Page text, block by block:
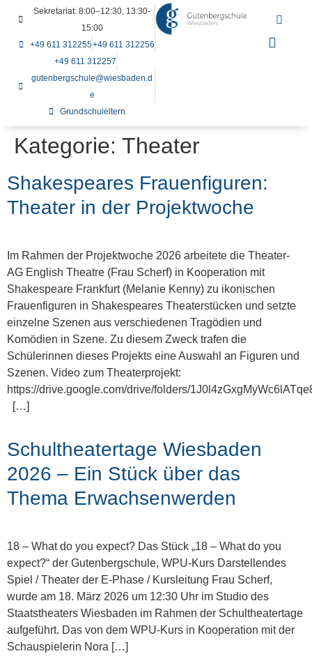
Sekretariat: 8:00–12:30, 13:30-
15:00
+49 611 312255+49 611 312256
+49 611 312257
gutenbergschule@wiesbaden.d
e
Grundschuleltern
Kategorie: Theater
Shakespeares Frauenfiguren:
Theater in der Projektwoche
Im Rahmen der Projektwoche 2026 arbeitete die Theater-
AG English Theatre (Frau Scherf) in Kooperation mit
Shakespeare Frankfurt (Melanie Kenny) zu ikonischen
Frauenfiguren in Shakespeares Theaterstücken und setzte
einzelne Szenen aus verschiedenen Tragödien und
Komödien in Szene. Zu diesem Zweck trafen die
Schülerinnen dieses Projekts eine Auswahl an Figuren und
Szenen. Video zum Theaterprojekt:
https://drive.google.com/drive/folders/
[…]
Schultheatertage Wiesbaden
2026 – Ein Stück über das
Thema Erwachsenwerden
18 – What do you expect? Das Stück „18 – What do you
expect?“ der Gutenbergschule, WPU-Kurs Darstellendes
Spiel / Theater der E-Phase / Kursleitung Frau Scherf,
wurde am 18. März 2026 um 12:30 Uhr im Studio des
Staatstheaters Wiesbaden im Rahmen der Schultheatertage
aufgeführt. Das von dem WPU-Kurs in Kooperation mit der
Schauspielerin Nora […]